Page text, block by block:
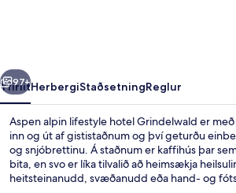
Næsta
97+
YfirlitHerbergiStaðsetningReglur
Aspen alpin lifestyle hotel Grindelwald er með
inn og út af gististaðnum og því geturðu
og snjóbrettinu. Á staðnum er kaffihús þar
bita, en svo er líka tilvalið að heimsækja
heitsteinanudd, svæðanudd eða hand- og